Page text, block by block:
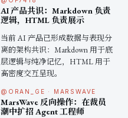
AI 产品共识：Markdown 负责
逻辑，HTML 负责展示
当前 AI 产品已形成数据与表现分
离的架构共识：Markdown 用于底
层逻辑与纯净记忆，HTML 用于
高密度交互呈现。
@ORAN_GE · MARSWAVE
MarsWave 反向操作：在裁员
潮中扩招 Agent 工程师